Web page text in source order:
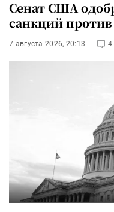
Сенат США
санкций
7 августа 2026, 20:13 4